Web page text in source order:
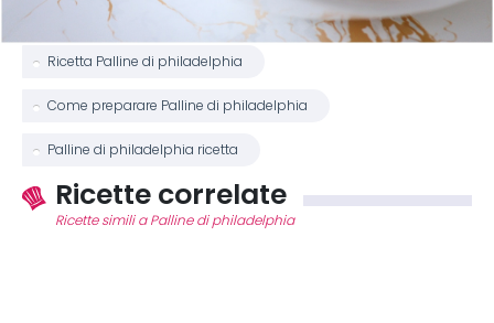
Ricetta Palline di philadelphia
Come preparare Palline di philadelphia
Palline di philadelphia ricetta
Ricette correlate
Ricette simili a Palline di philadelphia